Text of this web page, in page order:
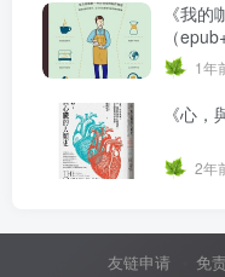
《我
（
1年
《心
2年
友链申请 免